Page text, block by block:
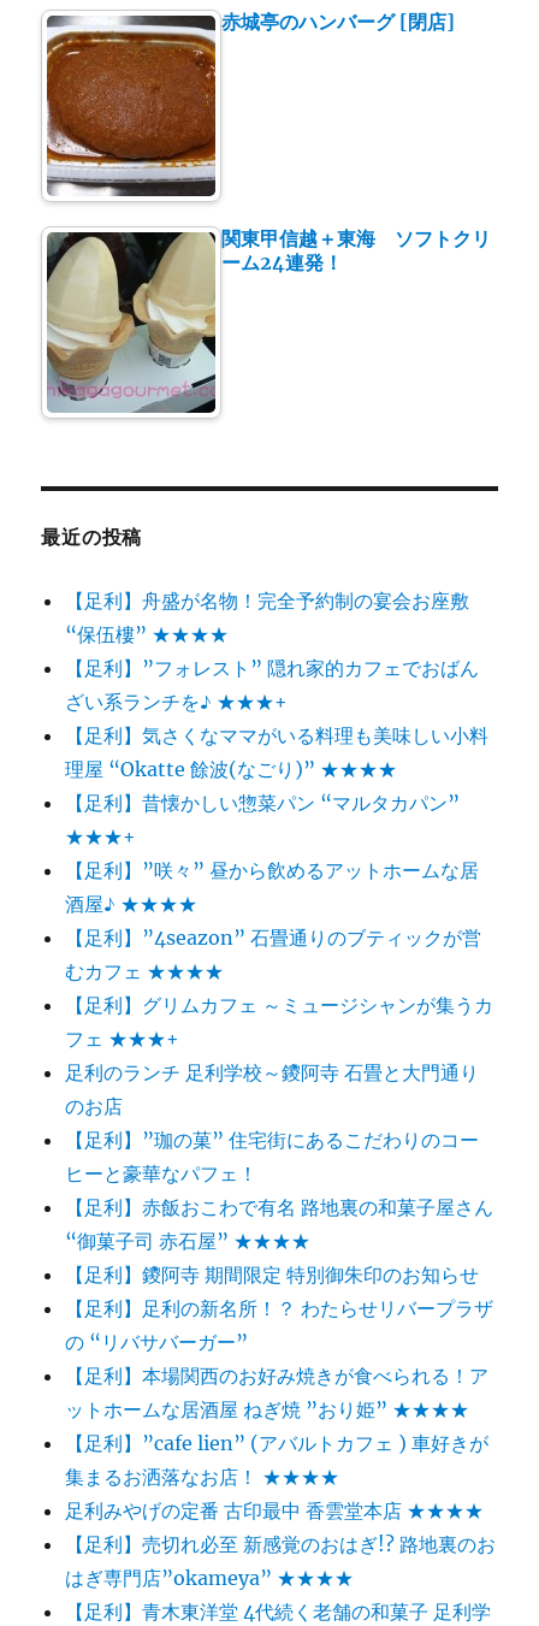
赤城亭のハンバーグ [閉店]
関東甲信越＋東海 ソフトクリ
ーム24連発！
最近の投稿
【足利】舟盛が名物！完全予約制の宴会お座敷
“保伍樓” ★★★★
【足利】”フォレスト” 隠れ家的カフェでおばん
ざい系ランチを♪ ★★★+
【足利】気さくなママがいる料理も美味しい小料
理屋 “Okatte 餘波(なごり)” ★★★★
【足利】昔懐かしい惣菜パン “マルタカパン”
★★★+
【足利】”咲々” 昼から飲めるアットホームな居
酒屋♪ ★★★★
【足利】”4seazon” 石畳通りのブティックが営
むカフェ ★★★★
【足利】グリムカフェ ～ミュージシャンが集うカ
フェ ★★★+
足利のランチ 足利学校～鑁阿寺 石畳と大門通り
のお店
【足利】”珈の菓” 住宅街にあるこだわりのコー
ヒーと豪華なパフェ！
【足利】赤飯おこわで有名 路地裏の和菓子屋さん
“御菓子司 赤石屋” ★★★★
【足利】鑁阿寺 期間限定 特別御朱印のお知らせ
【足利】足利の新名所！？ わたらせリバープラザ
の “リバサバーガー”
【足利】本場関西のお好み焼きが食べられる！ア
ットホームな居酒屋 ねぎ焼 ”おり姫” ★★★★
【足利】”cafe lien” (アバルトカフェ ) 車好きが
集まるお洒落なお店！ ★★★★
足利みやげの定番 古印最中 香雲堂本店 ★★★★
【足利】売切れ必至 新感覚のおはぎ!? 路地裏のお
はぎ専門店”okameya” ★★★★
【足利】青木東洋堂 4代続く老舗の和菓子 足利学